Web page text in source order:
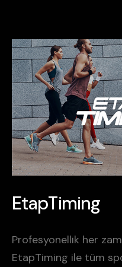
EtapTiming
Profesyonellik her
EtapTiming ile tüm